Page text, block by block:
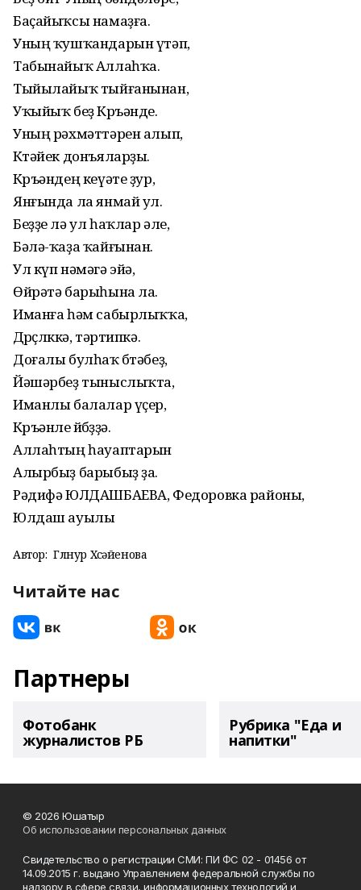
Баҫайыҡсы намаҙға.
Уның ҡушҡандарын үтәп,
Табынайыҡ Аллаһҡа.
Тыйылайыҡ тыйғанынан,
Уҡыйыҡ беҙ Көръәнде.
Уның рәхмәттәрен алып,
Көтәйек донъяларҙы.
Көръәндең кеүәте ҙур,
Янғында ла янмай ул.
Беҙҙе лә ул һаҡлар әле,
Бәлә-ҡаҙа ҡайғынан.
Ул күп нәмәгә эйә,
Өйрәтә барыһына ла.
Иманға һәм сабырлыҡҡа,
Дөрөҫлөккә, тәртипкә.
Доғалы булһаҡ бөтәбеҙ,
Йәшәрбеҙ тыныслыҡта,
Иманлы балалар үҫер,
Көръәнле өйөбөҙҙә.
Аллаһтың һауаптарын
Алырбыҙ барыбыҙ ҙа.
Рәдифә ЮЛДАШБАЕВА, Федоровка районы,
Юлдаш ауылы
Автор: Гөлнур Хөсәйенова
Читайте нас
Партнеры
Фотобанк
журналистов РБ
Рубрика "Еда и
напитки"
© 2026 Юшатыр
Об использовании персональных данных
Свидетельство о регистрации СМИ: ПИ ФС 02 - 01456 от
14.09.2015 г. выдано Управлением федеральной службы по
надзору в сфере связи, информационных технологий и